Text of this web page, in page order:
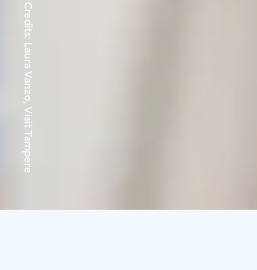
Credits:
Laura Vanzo, Visit Tampere